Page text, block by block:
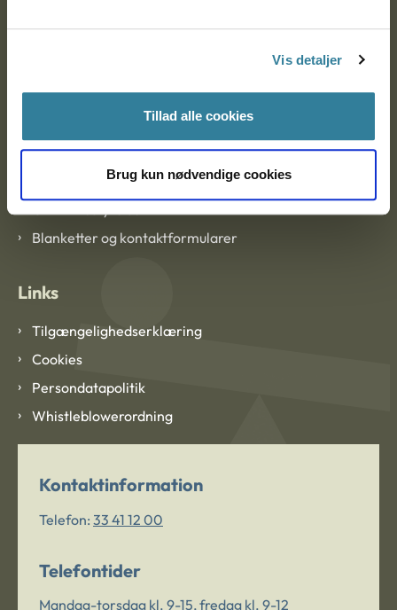
Vis detaljer
Tillad alle cookies
Brug kun nødvendige cookies
Om Ankestyrelsen
Blanketter og kontaktformularer
Links
Tilgængelighedserklæring
Cookies
Persondatapolitik
Whistleblowerordning
Kontaktinformation
Telefon: 33 41 12 00
Telefontider
Mandag-torsdag kl. 9-15, fredag kl. 9-12